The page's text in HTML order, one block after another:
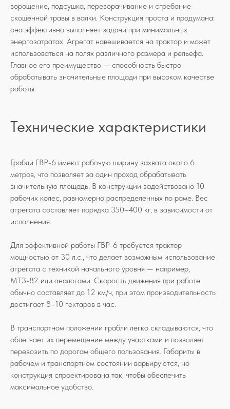
ворошение, подсушка, переворачивание и сгребание
скошенной травы в валки. Конструкция проста и продумана:
она эффективно выполняет задачи при минимальных
энергозатратах. Агрегат навешивается на трактор и может
использоваться на полях различного размера и рельефа.
Главное его преимущество — способность быстро
обрабатывать значительные площади при высоком качестве
работы.
Технические характеристики
Грабли ГВР-6 имеют рабочую ширину захвата около 6
метров, что позволяет за один проход обрабатывать
значительную площадь. В конструкции задействовано 10
рабочих колес, равномерно распределенных по раме. Вес
агрегата составляет порядка 350–400 кг, в зависимости от
исполнения.
Для эффективной работы ГВР-6 требуется трактор
мощностью от 30 л.с., что делает возможным использование
агрегата с техникой начального уровня — например,
МТЗ-82 или аналогами. Скорость движения при работе
обычно составляет до 12 км/ч, при этом производительность
достигает 8–10 гектаров в час.
В транспортном положении грабли легко складываются, что
облегчает их перемещение между участками и позволяет
перевозить по дорогам общего пользования. Габариты в
рабочем и транспортном состоянии варьируются, но
конструкция спроектирована так, чтобы обеспечить
максимальное удобство.